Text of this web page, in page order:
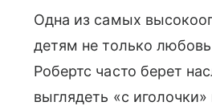
Одна из самых
детям не только
Робертс часто берет
выглядеть «с